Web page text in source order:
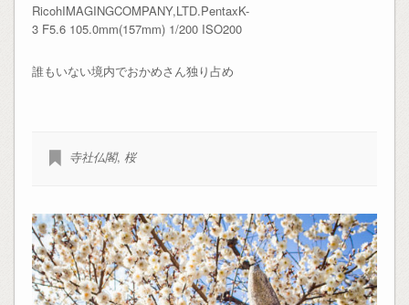
RicohIMAGINGCOMPANY,LTD.PentaxK-
3 F5.6 105.0mm(157mm) 1/200 ISO200
誰もいない境内でおかめさん独り占め
寺社仏閣, 桜